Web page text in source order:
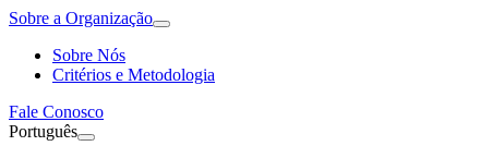
Sobre a Organização
Sobre Nós
Critérios e Metodologia
Fale Conosco
Português